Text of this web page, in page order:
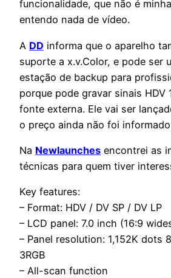
funcionalidade, que não é
entendo nada de vídeo.
A DD informa que o aparelho
suporte a x.v.Color, e pode ser
estação de backup para
porque pode gravar sinais HDV
fonte externa. Ele vai ser
o preço ainda não foi
Na Newlaunches encontrei as
técnicas para quem tiver
Key features:
– Format: HDV / DV SP / DV LP
– LCD panel: 7.0 inch (16:9
– Panel resolution: 1,152K dots
3RGB
– All-scan function